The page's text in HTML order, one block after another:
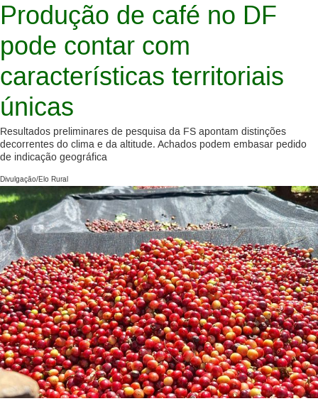
Produção de café no DF
pode contar com
características territoriais
únicas
Resultados preliminares de pesquisa da FS apontam distinções
decorrentes do clima e da altitude. Achados podem embasar pedido
de indicação geográfica
Divulgação/Elo Rural